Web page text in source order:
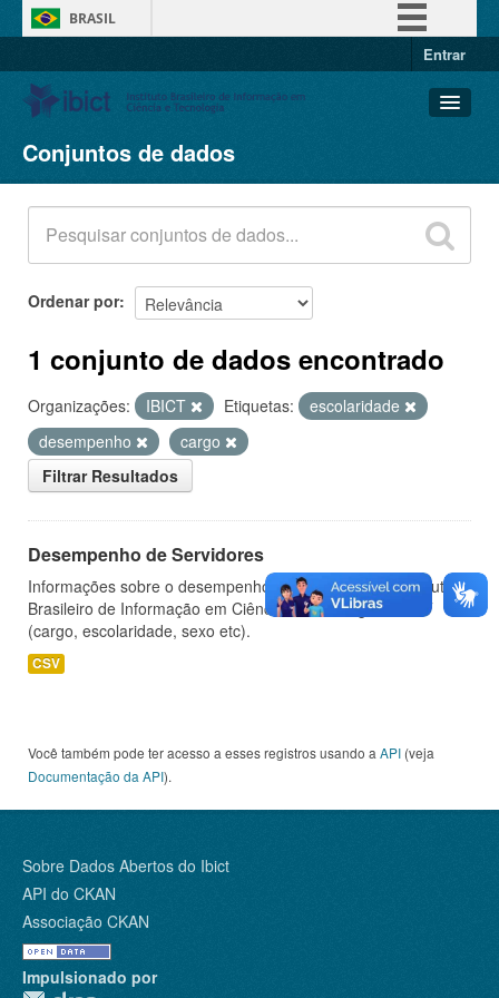
BRASIL
Entrar
Conjuntos de dados
Organizações
Grupos
Sobre
Conjuntos de dados
Ordenar por
1 conjunto de dados encontrado
Organizações: IBICT Etiquetas:
escolaridade
desempenho
cargo
Filtrar Resultados
Desempenho de Servidores
Informações sobre o desempenho de servidores do Instituto
Brasileiro de Informação em Ciência e Tecnologia - IBICT
(cargo, escolaridade, sexo etc).
CSV
Você também pode ter acesso a esses registros usando a API (veja
Documentação da API).
Sobre Dados Abertos do Ibict
API do CKAN
Associação CKAN
Impulsionado por